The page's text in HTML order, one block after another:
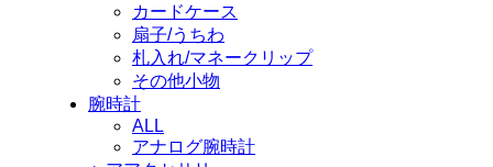
カードケース
扇子/うちわ
札入れ/マネークリップ
その他小物
腕時計
ALL
アナログ腕時計